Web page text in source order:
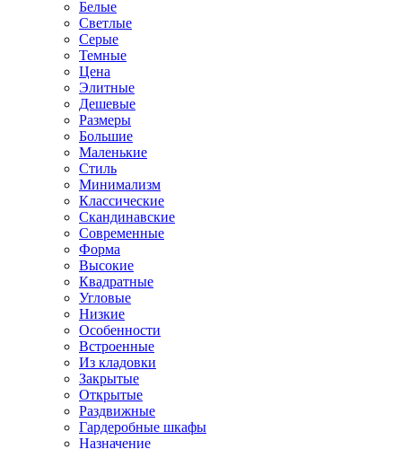
Белые
Светлые
Серые
Темные
Цена
Элитные
Дешевые
Размеры
Большие
Маленькие
Стиль
Минимализм
Классические
Скандинавские
Современные
Форма
Высокие
Квадратные
Угловые
Низкие
Особенности
Встроенные
Из кладовки
Закрытые
Открытые
Раздвижные
Гардеробные шкафы
Назначение